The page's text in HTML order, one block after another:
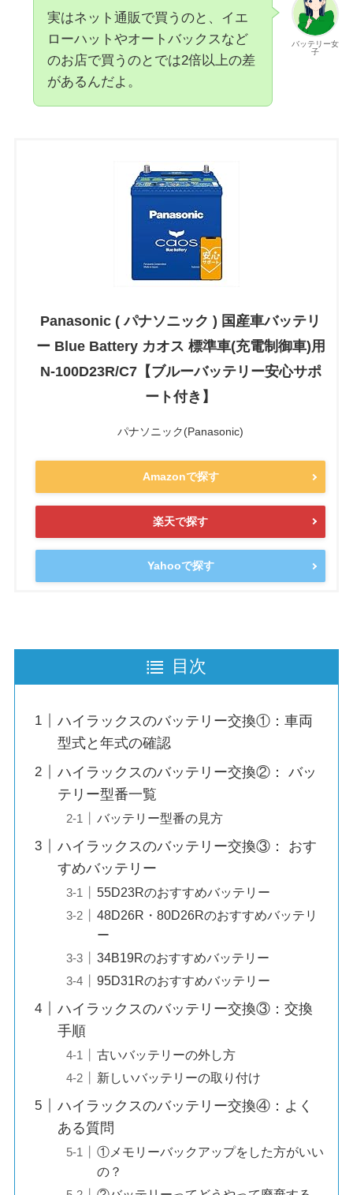
バッテリー女
子
実はネット通販で買うのと、イエ
ローハットやオートバックスなど
のお店で買うのとでは2倍以上の差
があるんだよ。
Panasonic ( パナソニック ) 国産車バッテリ
ー Blue Battery カオス 標準車(充電制御車)用
N-100D23R/C7【ブルーバッテリー安心サポ
ート付き】
パナソニック(Panasonic)
Amazonで探す
楽天で探す
Yahooで探す
目次
ハイラックスのバッテリー交換①：車両
型式と年式の確認
ハイラックスのバッテリー交換②： バッ
テリー型番一覧
バッテリー型番の見方
ハイラックスのバッテリー交換③： おす
すめバッテリー
55D23Rのおすすめバッテリー
48D26R・80D26Rのおすすめバッテリ
ー
34B19Rのおすすめバッテリー
95D31Rのおすすめバッテリー
ハイラックスのバッテリー交換③：交換
手順
古いバッテリーの外し方
新しいバッテリーの取り付け
ハイラックスのバッテリー交換④：よく
ある質問
①メモリーバックアップをした方がいい
の？